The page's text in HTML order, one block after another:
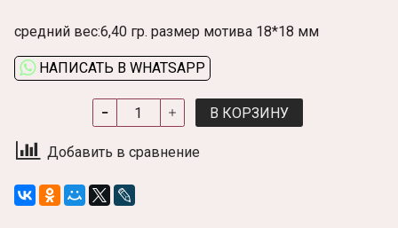
средний вес:6,40 гр. размер мотива 18*18 мм
НАПИСАТЬ В WHATSAPP
В КОРЗИНУ
Добавить в сравнение